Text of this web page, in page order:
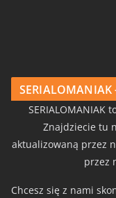
SERIALOMANIAK
SERIALOMANIAK
Znajdziecie tu
aktualizowaną przez
przez
Chcesz się z nami